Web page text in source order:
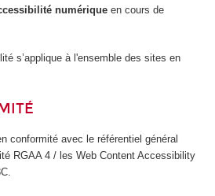
numériqueen cours de
s’applique à l'ensemble des sites en
conformité avec le référentiel général
RGAA 4 / les Web Content Accessibility